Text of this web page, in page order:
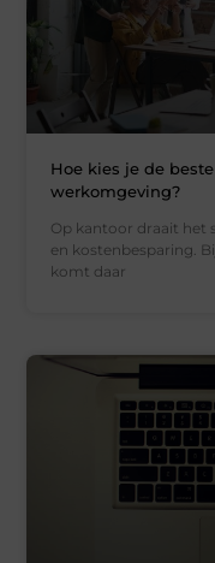
Hoe kies je de
werkomgeving?
Op kantoor draait het
en kostenbesparing.
komt daar